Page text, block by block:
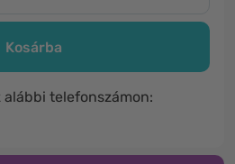
Kosárba
telefonszámon: